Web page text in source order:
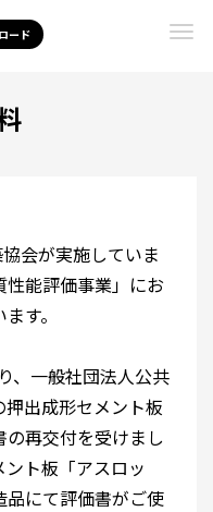
ード
会が実施していま
性能評価事業」にお
す。
、一般社団法人公共
出成形セメント板
の再交付を受けまし
ト板「アスロッ
品にて評価書がご使